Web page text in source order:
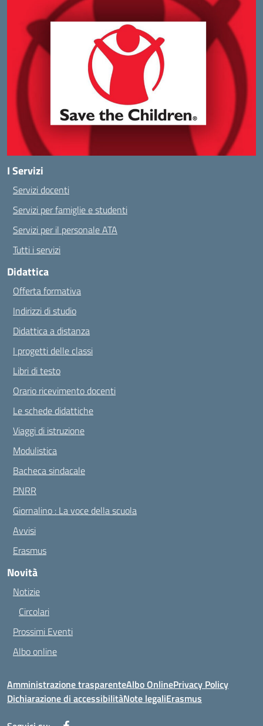
I Servizi
Servizi docenti
Servizi per famiglie e studenti
Servizi per il personale ATA
Tutti i servizi
Didattica
Offerta formativa
Indirizzi di studio
Didattica a distanza
I progetti delle classi
Libri di testo
Orario ricevimento docenti
Le schede didattiche
Viaggi di istruzione
Modulistica
Bacheca sindacale
PNRR
Giornalino : La voce della scuola
Avvisi
Erasmus
Novità
Notizie
Circolari
Prossimi Eventi
Albo online
Amministrazione trasparenteAlbo OnlinePrivacy Policy
Dichiarazione di accessibilitàNote legaliErasmus